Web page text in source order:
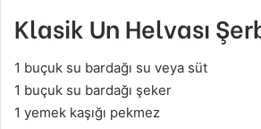
Klasik Un Helvası
1 buçuk su bardağı su veya süt
1 buçuk su bardağı şeker
1 yemek kaşığı pekmez